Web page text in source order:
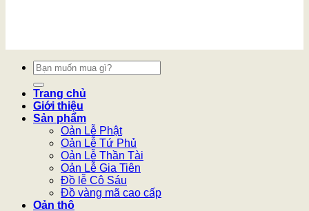
Tìm
kiếm:
Trang chủ
Giới thiệu
Sản phẩm
Oản Lễ Phật
Oản Lễ Tứ Phủ
Oản Lễ Thần Tài
Oản Lễ Gia Tiên
Đồ lễ Cô Sáu
Đồ vàng mã cao cấp
Oản thô